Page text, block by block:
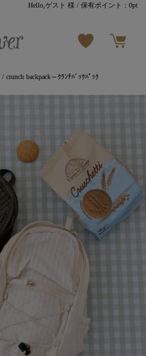
Hello,ゲスト 様 / 保有ポイント：0pt
/ crunch backpack～ｸﾗﾝﾁﾊﾞｯｸﾊﾟｯｸ